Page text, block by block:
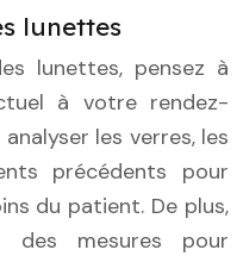
lunettes
lunettes, pensez à
à votre rendez-
les verres, les
précédents pour
du patient. De plus,
des mesures pour